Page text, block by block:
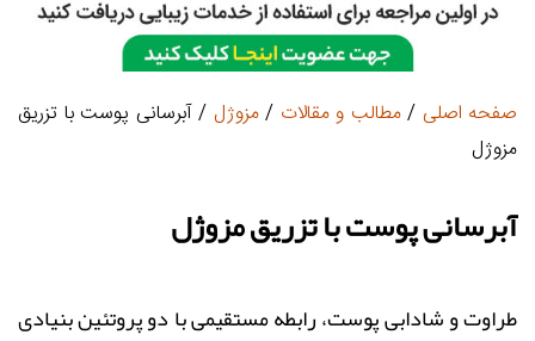
صفحه اصلی /مطالب و مقالات /مزوژل / آبرسانی پوست با تزریق
مزوژل
آبرسانی پوست با تزریق مزوژل
طراوت و شادابی پوست، رابطه مستقیمی با دو پروتئین بنیادی